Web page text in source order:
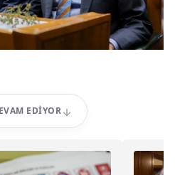
EDIYOR